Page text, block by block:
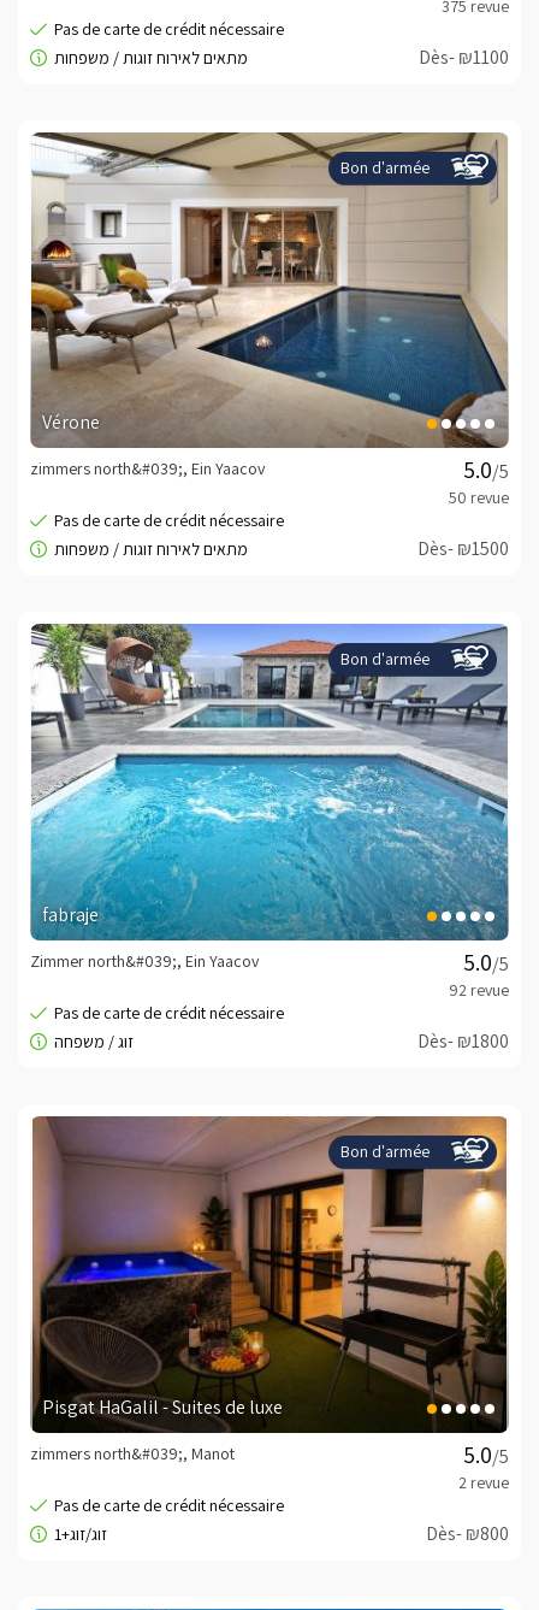
Dès- ₪1100
Bon d'armée
Vérone
/5
zimmers north&#039;, Ein Yaacov
Dès- ₪1500
Bon d'armée
fabraje
/5
Zimmer north&#039;, Ein Yaacov
Dès- ₪1800
Bon d'armée
Pisgat HaGalil - Suites de luxe
/5
zimmers north&#039;, Manot
Dès- ₪800